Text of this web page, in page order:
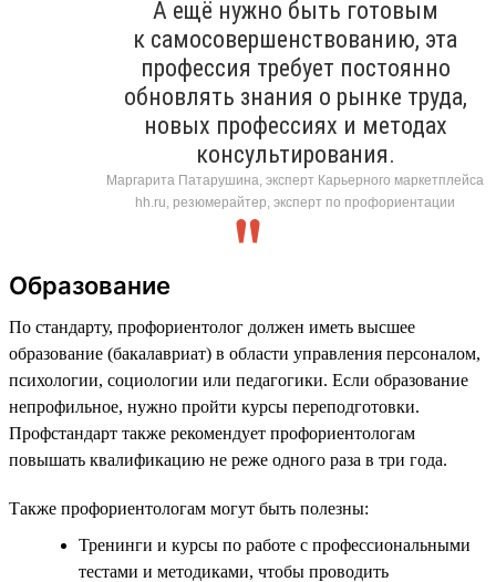
А ещё нужно быть готовым
к самосовершенствованию, эта
профессия требует постоянно
обновлять знания о рынке труда,
новых профессиях и методах
консультирования.
Маргарита Патарушина, эксперт Карьерного маркетплейса
hh.ru, резюмерайтер, эксперт по профориентации
Образование
По стандарту, профориентолог должен иметь высшее
образование (бакалавриат) в области управления персоналом,
психологии, социологии или педагогики. Если образование
непрофильное, нужно пройти курсы переподготовки.
Профстандарт также рекомендует профориентологам
повышать квалификацию не реже одного раза в три года.
Также профориентологам могут быть полезны:
Тренинги и курсы по работе с профессиональными
тестами и методиками, чтобы проводить